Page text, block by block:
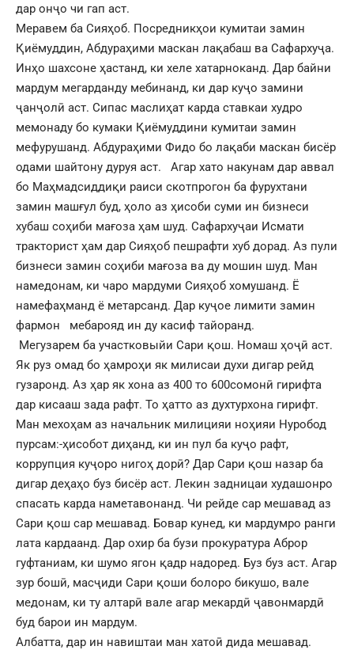
дар онҷо чи гап аст.
Меравем ба Сияҳоб. Посредникҳои кумитаи замин
Қиёмуддин, Абдураҳими маскан лақабаш ва Сафархуҷа.
Инҳо шахсоне ҳастанд, ки хеле хатарноканд. Дар байни
мардум мегарданду мебинанд, ки дар куҷо замини
ҷанҷолӣ аст. Сипас маслиҳат карда ставкаи худро
мемонаду бо кумаки Қиёмуддини кумитаи замин
мефурушанд. Абдураҳими Фидо бо лақаби маскан бисёр
одами шайтону дуруя аст. Агар хато накунам дар аввал
бо Маҳмадсиддиқи раиси скотпрогон ба фурухтани
замин машғул буд, ҳоло аз ҳисоби суми ин бизнеси
хубаш соҳиби мағоза ҳам шуд. Сафархуҷаи Исмати
тракторист ҳам дар Сияҳоб пешрафти хуб дорад. Аз пули
бизнеси замин соҳиби мағоза ва ду мошин шуд. Ман
намедонам, ки чаро мардуми Сияҳоб хомушанд. Ё
намефаҳманд ё метарсанд. Дар куҷое лимити замин
фармон мебарояд ин ду касиф тайоранд.
Мегузарем ба участковыйи Сари қош. Номаш ҳоҷӣ аст.
Як руз омад бо ҳамроҳи як милисаи духи дигар рейд
гузаронд. Аз ҳар як хона аз 400 то 600сомонӣ гирифта
дар кисааш зада рафт. То ҳатто аз духтурхона гирифт.
Ман мехоҳам аз начальник милицияи ноҳияи Нуробод
пурсам:-ҳисобот диҳанд, ки ин пул ба куҷо рафт,
коррупция куҷоро нигоҳ дорӣ? Дар Сари қош назар ба
дигар деҳаҳо буз бисёр аст. Лекин задницаи худашонро
спасать карда наметавонанд. Чи рейде сар мешавад аз
Сари қош сар мешавад. Бовар кунед, ки мардумро ранги
лата кардаанд. Дар охир ба бузи прокуратура Аброр
гуфтаниам, ки шумо ягон қадр надоред. Буз буз аст. Агар
зур бошӣ, масҷиди Сари қоши болоро бикушо, вале
медонам, ки ту алтарӣ вале агар мекардӣ ҷавонмардӣ
буд барои ин мардум.
Албатта, дар ин навиштаи ман хатоӣ дида мешавад.